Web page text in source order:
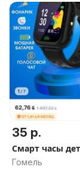
35 р.
Смарт часы
Гомель